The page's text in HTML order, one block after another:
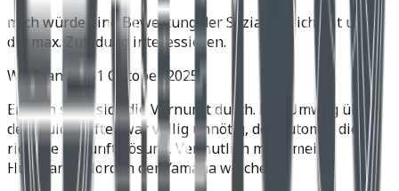
mich würde eine Bewertung der Soziatauglichkeit und
die max. Zuladung interessieren.
Wolfgang H.31 Oktober 2025
Endlich setzt sich die Vernunft durch. Der Umweg über
den Quickshifter war völlig unnötig, der Automat die
richtige Zukunftslösung. Vermutlich muss meine
Husqvarna Norden der Yamaha weichen.